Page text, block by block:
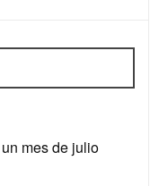
mes de julio